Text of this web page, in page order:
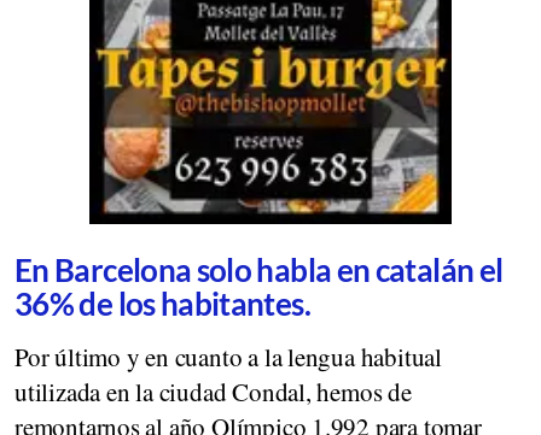
En Barcelona solo habla en catalán el
36% de los habitantes.
Por último y en cuanto a la lengua habitual
utilizada en la ciudad Condal, hemos de
remontarnos al año Olímpico 1.992 para tomar